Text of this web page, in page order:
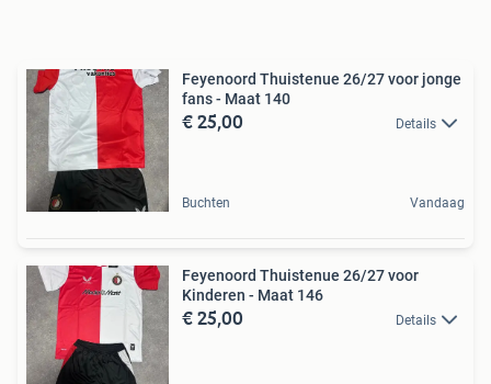
Feyenoord Thuistenue 26/27 voor jonge
fans - Maat 140
€ 25,00 Details
Buchten Vandaag
Feyenoord Thuistenue 26/27 voor
Kinderen - Maat 146
€ 25,00 Details